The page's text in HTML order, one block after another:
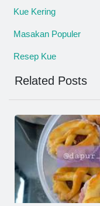
Kue Kering
Masakan Populer
Resep Kue
Related Posts